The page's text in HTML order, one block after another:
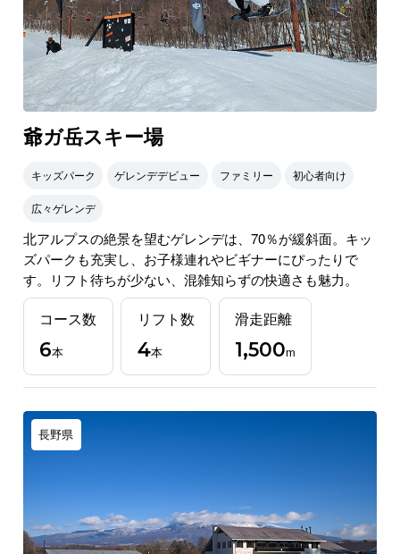
爺ガ岳スキー場
キッズパーク ゲレンデデビュー ファミリー 初心者向け
広々ゲレンデ
北アルプスの絶景を望むゲレンデは、70％が緩斜面。キッ
ズパークも充実し、お子様連れやビギナーにぴったりで
す。リフト待ちが少ない、混雑知らずの快適さも魅力。
コース数
6本
リフト数
4本
滑走距離
1,500m
長野県